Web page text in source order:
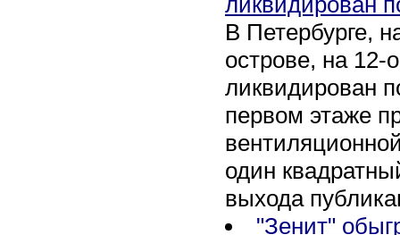
В Петербурге,
острове, на 12-
ликвидирован
первом этаже
один
выхода
"Зенит"